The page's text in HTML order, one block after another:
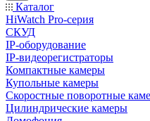
Каталог
HiWatch Pro-серия
CКУД
IP-оборудование
IP-видеорегистраторы
Компактные камеры
Купольные камеры
Скоростные поворотные
Цилиндрические камеры